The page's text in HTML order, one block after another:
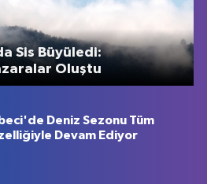
Sis Büyüledi:
Oluştu
Deniz Sezonu Tüm
Devam Ediyor